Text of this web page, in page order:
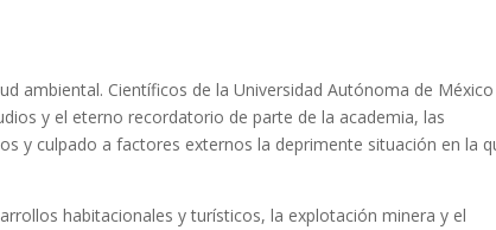
ambiental. Científicos de la Universidad Autónoma de México
y el eterno recordatorio de parte de la academia, las
y culpado a factores externos la deprimente situación en la
habitacionales y turísticos, la explotación minera y el